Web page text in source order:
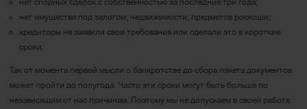
нет спорных сделок с собственностью за последние три года;
нет имущества под залогом, недвижимости, предметов роскоши;
кредиторы не заявили свои требования или сделали это в короткие
сроки.
Так от момента первой мысли о банкротстве до сбора пакета документов
может пройти до полугода. Часто эти сроки могут быть больше по
независящим от нас причинам. Поэтому мы не допускаем в своей работе